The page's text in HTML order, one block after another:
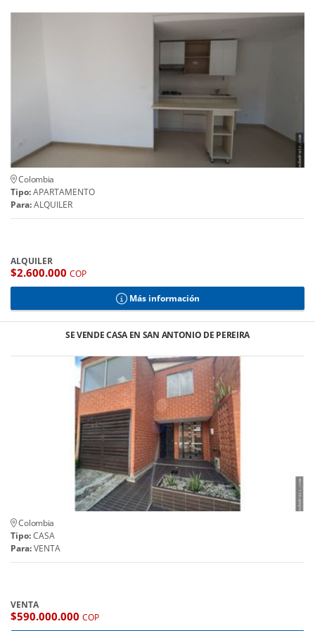
Colombia
Tipo:APARTAMENTO
Para:ALQUILER
ALQUILER
$2.600.000 COP
Más información
SE VENDE CASA EN SAN ANTONIO DE PEREIRA
Colombia
Tipo:CASA
Para:VENTA
VENTA
$590.000.000 COP